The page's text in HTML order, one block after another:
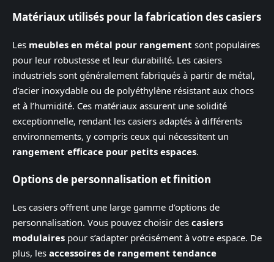
Matériaux utilisés pour la fabrication des casiers
Les meubles en métal pour rangement sont populaires
pour leur robustesse et leur durabilité. Les casiers
industriels sont généralement fabriqués à partir de métal,
d’acier inoxydable ou de polyéthylène résistant aux chocs
et à l’humidité. Ces matériaux assurent une solidité
exceptionnelle, rendant les casiers adaptés à différents
environnements, y compris ceux qui nécessitent un
rangement efficace pour petits espaces.
Options de personnalisation et finition
Les casiers offrent une large gamme d’options de
personnalisation. Vous pouvez choisir des casiers
modulaires pour s’adapter précisément à votre espace. De
plus, les accessoires de rangement tendance